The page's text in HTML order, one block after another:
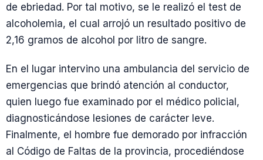
de ebriedad. Por tal motivo, se le realizó el test de
alcoholemia, el cual arrojó un resultado positivo de
2,16 gramos de alcohol por litro de sangre.
En el lugar intervino una ambulancia del servicio de
emergencias que brindó atención al conductor,
quien luego fue examinado por el médico policial,
diagnosticándose lesiones de carácter leve.
Finalmente, el hombre fue demorado por infracción
al Código de Faltas de la provincia, procediéndose